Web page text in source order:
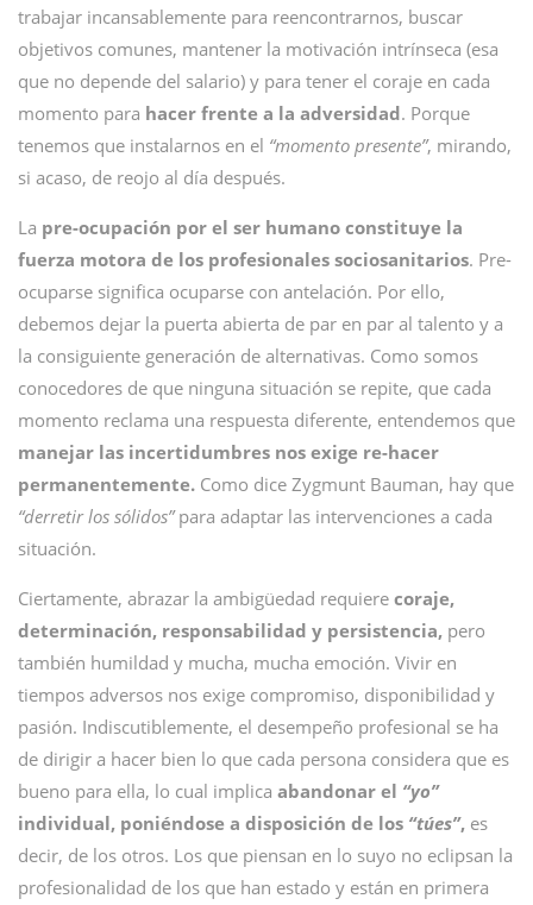
trabajar incansablemente para reencontrarnos, buscar
objetivos comunes, mantener la motivación intrínseca (esa
que no depende del salario) y para tener el coraje en cada
momento para hacer frente a la adversidad. Porque
tenemos que instalarnos en el “momento presente”, mirando,
si acaso, de reojo al día después.
La pre-ocupación por el ser humano constituye la
fuerza motora de los profesionales sociosanitarios. Pre-
ocuparse significa ocuparse con antelación. Por ello,
debemos dejar la puerta abierta de par en par al talento y a
la consiguiente generación de alternativas. Como somos
conocedores de que ninguna situación se repite, que cada
momento reclama una respuesta diferente, entendemos que
manejar las incertidumbres nos exige re-hacer
permanentemente. Como dice Zygmunt Bauman, hay que
“derretir los sólidos”para adaptar las intervenciones a cada
situación.
Ciertamente, abrazar la ambigüedad requiere coraje,
determinación, responsabilidad y persistencia, pero
también humildad y mucha, mucha emoción. Vivir en
tiempos adversos nos exige compromiso, disponibilidad y
pasión. Indiscutiblemente, el desempeño profesional se ha
de dirigir a hacer bien lo que cada persona considera que es
bueno para ella, lo cual implica abandonar el “yo”
individual, poniéndose a disposición de los “túes”, es
decir, de los otros. Los que piensan en lo suyo no eclipsan la
profesionalidad de los que han estado y están en primera